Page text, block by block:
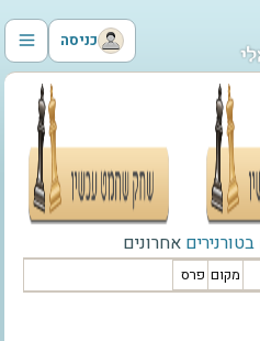
כניסה
אחרונים
מקום פרס